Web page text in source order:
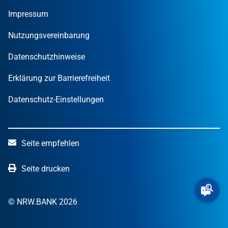
Finanzpublikationen
Öffentliche Kunden
STARTERCENTER NRW
NRW.Venture
Impressum
Nutzungsvereinbarung
Datenschutzhinweise
Erklärung zur Barrierefreiheit
Datenschutz-Einstellungen
Seite empfehlen
Seite drucken
© NRW.BANK 2026